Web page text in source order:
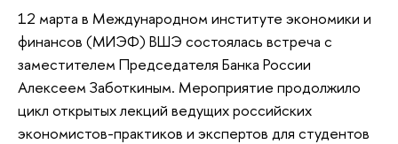
12 марта в Международном институте экономики и
финансов (МИЭФ) ВШЭ состоялась встреча с
заместителем Председателя Банка России
Алексеем Заботкиным. Мероприятие продолжило
цикл открытых лекций ведущих российских
экономистов-практиков и экспертов для студентов